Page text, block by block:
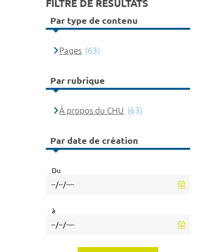
FILTRE DE RÉSULTATS
Par type de contenu
Pages (63)
Par rubrique
À propos du CHU (63)
Par date de création
Du
à